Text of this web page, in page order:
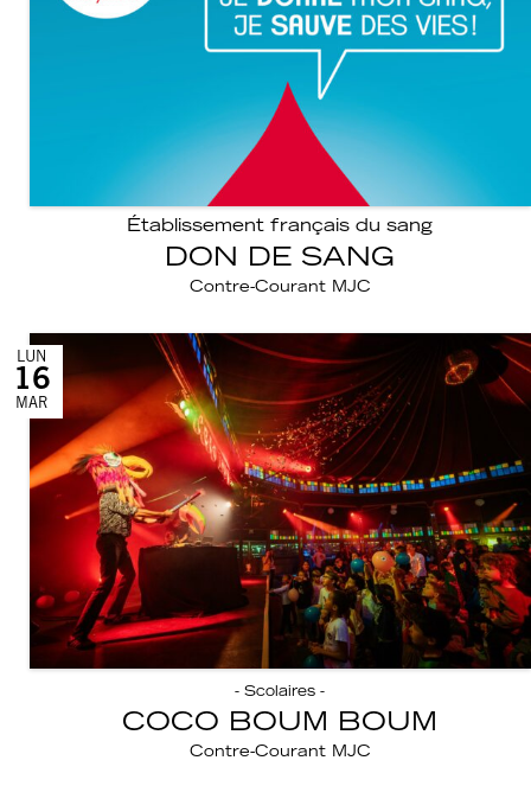
Établissement français du sang
DON DE SANG
Contre-Courant MJC
- Scolaires -
COCO BOUM BOUM
Contre-Courant MJC
LUN
16
MAR